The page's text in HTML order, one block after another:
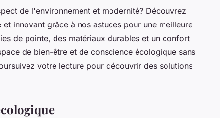
de l'environnement et modernité? Découvrez
innovant grâce à nos astuces pour une meilleure
de pointe, des matériaux durables et un confort
de bien-être et de conscience écologique sans
votre lecture pour découvrir des solutions